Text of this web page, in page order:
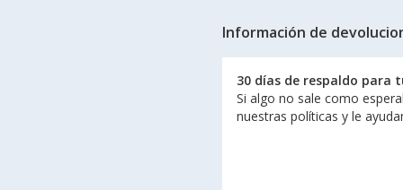
Información de
30 días de respaldo para
Si algo no sale como
nuestras políticas y le